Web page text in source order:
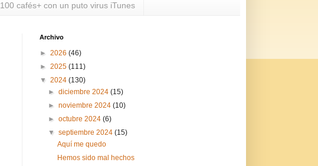
100 cafés+ con un puto virus iTunes
Archivo
► 2026 (46)
► 2025 (111)
▼ 2024 (130)
►diciembre 2024(15)
►noviembre 2024(10)
►octubre 2024(6)
▼septiembre 2024(15)
Aquí me quedo
Hemos sido mal hechos